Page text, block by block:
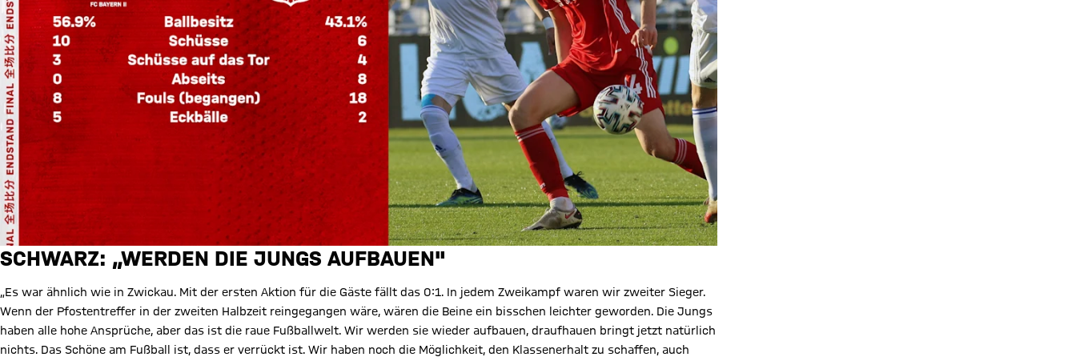
SCHWARZ: „WERDEN DIE JUNGS AUFBAUEN"
„Es war ähnlich wie in Zwickau. Mit der ersten Aktion für die Gäste fällt das 0:1. In jedem Zweikampf waren wir zweiter Sieger.
Wenn der Pfostentreffer in der zweiten Halbzeit reingegangen wäre, wären die Beine ein bisschen leichter geworden. Die Jungs
haben alle hohe Ansprüche, aber das ist die raue Fußballwelt. Wir werden sie wieder aufbauen, draufhauen bringt jetzt natürlich
nichts. Das Schöne am Fußball ist, dass er verrückt ist. Wir haben noch die Möglichkeit, den Klassenerhalt zu schaffen, auch